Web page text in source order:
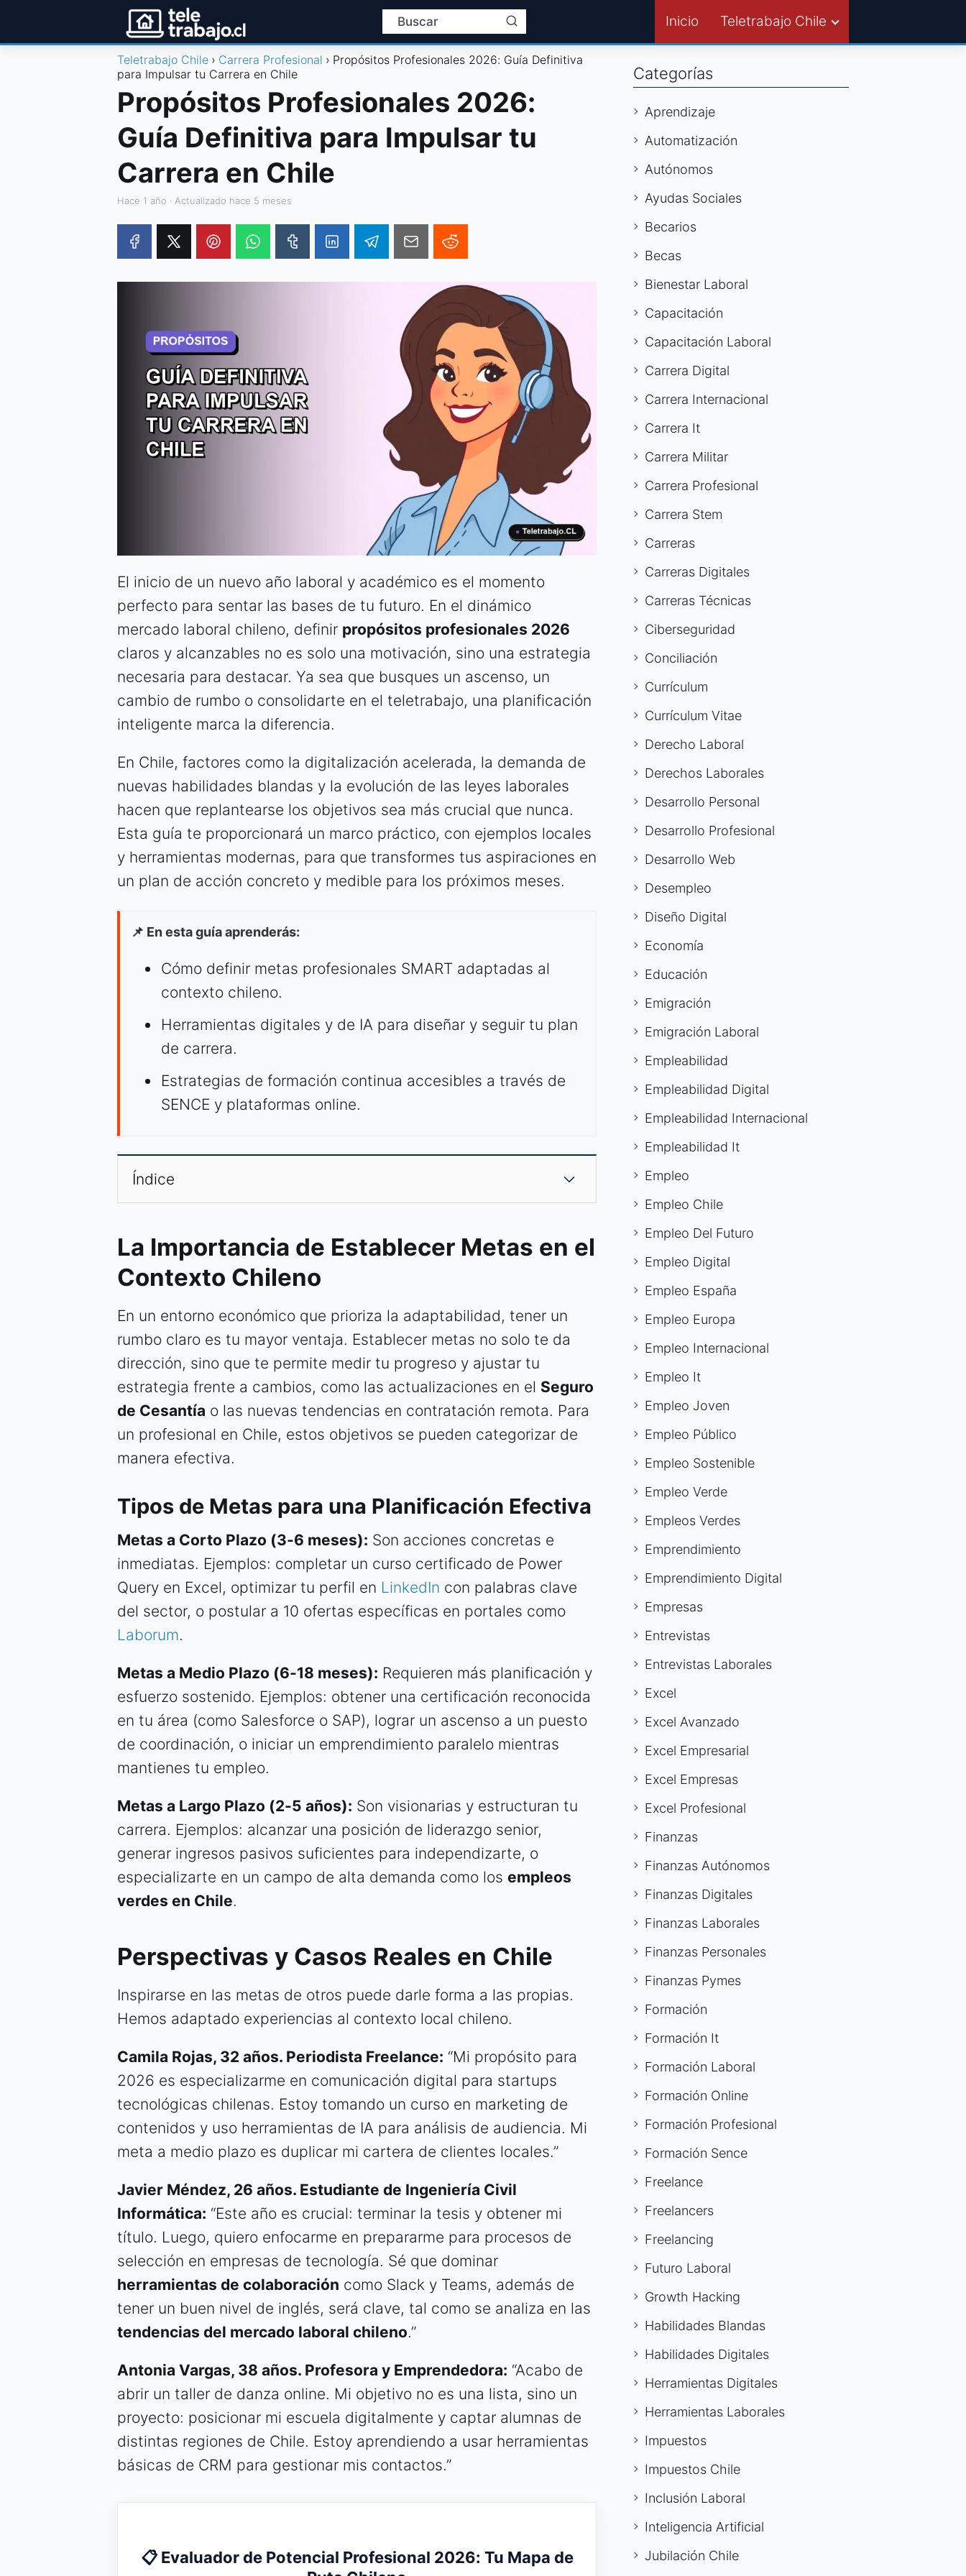
Inicio Teletrabajo Chile
Teletrabajo Chile Carrera Profesional
Propósitos Profesionales 2026: Guía Definitiva
para Impulsar tu Carrera en Chile
Propósitos Profesionales 2026:
Guía Definitiva para Impulsar tu
Carrera en Chile
hace 1 año · Actualizado hace 5 meses
El inicio de un nuevo año laboral y académico es el momento
perfecto para sentar las bases de tu futuro. En el dinámico
mercado laboral chileno, definir propósitos profesionales 2026
claros y alcanzables no es solo una motivación, sino una estrategia
necesaria para destacar. Ya sea que busques un ascenso, un
cambio de rumbo o consolidarte en el teletrabajo, una planificación
inteligente marca la diferencia.
En Chile, factores como la digitalización acelerada, la demanda de
nuevas habilidades blandas y la evolución de las leyes laborales
hacen que replantearse los objetivos sea más crucial que nunca.
Esta guía te proporcionará un marco práctico, con ejemplos locales
y herramientas modernas, para que transformes tus aspiraciones en
un plan de acción concreto y medible para los próximos meses.
📌 En esta guía aprenderás:
Cómo definir metas profesionales SMART adaptadas al
contexto chileno.
Herramientas digitales y de IA para diseñar y seguir tu plan
de carrera.
Estrategias de formación continua accesibles a través de
SENCE y plataformas online.
Índice
La Importancia de Establecer Metas en el
Contexto Chileno
En un entorno económico que prioriza la adaptabilidad, tener un
rumbo claro es tu mayor ventaja. Establecer metas no solo te da
dirección, sino que te permite medir tu progreso y ajustar tu
estrategia frente a cambios, como las actualizaciones en el Seguro
de Cesantía o las nuevas tendencias en contratación remota. Para
un profesional en Chile, estos objetivos se pueden categorizar de
manera efectiva.
Tipos de Metas para una Planificación Efectiva
Metas a Corto Plazo (3-6 meses): Son acciones concretas e
inmediatas. Ejemplos: completar un curso certificado de Power
Query en Excel, optimizar tu perfil en LinkedIn con palabras clave
del sector, o postular a 10 ofertas específicas en portales como
Laborum.
Metas a Medio Plazo (6-18 meses): Requieren más planificación y
esfuerzo sostenido. Ejemplos: obtener una certificación reconocida
en tu área (como Salesforce o SAP), lograr un ascenso a un puesto
de coordinación, o iniciar un emprendimiento paralelo mientras
mantienes tu empleo.
Metas a Largo Plazo (2-5 años): Son visionarias y estructuran tu
carrera. Ejemplos: alcanzar una posición de liderazgo senior,
generar ingresos pasivos suficientes para independizarte, o
especializarte en un campo de alta demanda como los empleos
verdes en Chile.
Perspectivas y Casos Reales en Chile
Inspirarse en las metas de otros puede darle forma a las propias.
Hemos adaptado experiencias al contexto local chileno.
Camila Rojas, 32 años. Periodista Freelance: “Mi propósito para
2026 es especializarme en comunicación digital para startups
tecnológicas chilenas. Estoy tomando un curso en marketing de
contenidos y uso herramientas de IA para análisis de audiencia. Mi
meta a medio plazo es duplicar mi cartera de clientes locales.”
Javier Méndez, 26 años. Estudiante de Ingeniería Civil
Informática: “Este año es crucial: terminar la tesis y obtener mi
título. Luego, quiero enfocarme en prepararme para procesos de
selección en empresas de tecnología. Sé que dominar
herramientas de colaboración como Slack y Teams, además de
tener un buen nivel de inglés, será clave, tal como se analiza en las
tendencias del mercado laboral chileno.”
Antonia Vargas, 38 años. Profesora y Emprendedora: “Acabo de
abrir un taller de danza online. Mi objetivo no es una lista, sino un
proyecto: posicionar mi escuela digitalmente y captar alumnas de
distintas regiones de Chile. Estoy aprendiendo a usar herramientas
básicas de CRM para gestionar mis contactos.”
📋 Evaluador de Potencial Profesional 2026: Tu Mapa de
Categorías
Aprendizaje
Automatización
Autónomos
Ayudas Sociales
Becarios
Becas
Bienestar Laboral
Capacitación
Capacitación Laboral
Carrera Digital
Carrera Internacional
Carrera It
Carrera Militar
Carrera Profesional
Carrera Stem
Carreras
Carreras Digitales
Carreras Técnicas
Ciberseguridad
Conciliación
Currículum
Currículum Vitae
Derecho Laboral
Derechos Laborales
Desarrollo Personal
Desarrollo Profesional
Desarrollo Web
Desempleo
Diseño Digital
Economía
Educación
Emigración
Emigración Laboral
Empleabilidad
Empleabilidad Digital
Empleabilidad Internacional
Empleabilidad It
Empleo
Empleo Chile
Empleo Del Futuro
Empleo Digital
Empleo España
Empleo Europa
Empleo Internacional
Empleo It
Empleo Joven
Empleo Público
Empleo Sostenible
Empleo Verde
Empleos Verdes
Emprendimiento
Emprendimiento Digital
Empresas
Entrevistas
Entrevistas Laborales
Excel
Excel Avanzado
Excel Empresarial
Excel Empresas
Excel Profesional
Finanzas
Finanzas Autónomos
Finanzas Digitales
Finanzas Laborales
Finanzas Personales
Finanzas Pymes
Formación
Formación It
Formación Laboral
Formación Online
Formación Profesional
Formación Sence
Freelance
Freelancers
Freelancing
Futuro Laboral
Growth Hacking
Habilidades Blandas
Habilidades Digitales
Herramientas Digitales
Herramientas Laborales
Impuestos
Impuestos Chile
Inclusión Laboral
Inteligencia Artificial
Jubilación Chile